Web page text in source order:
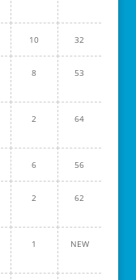
10 32
8 53
2 64
6 56
2 62
1 NEW